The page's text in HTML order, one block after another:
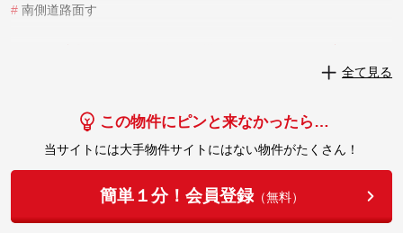
# 南側道路面す
全て見る
この物件にピンと来なかったら…
当サイトには大手物件サイトにはない物件がたくさん！
簡単１分！会員登録（無料）